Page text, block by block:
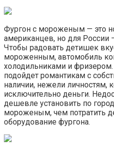
Фургон с мороженым — это
американцев, но для России
Чтобы радовать детишек
мороженным, автомобиль
холодильниками и
подойдет романтикам с
наличии, нежели личностям,
исключительно деньги.
дешевле установить по
мороженым, чем потратить
оборудование фургона.